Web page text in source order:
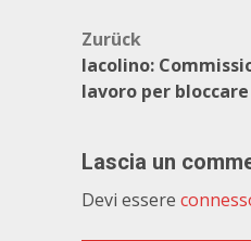
Zurück
Iacolino:
lavoro per
Lascia un
Devi essere